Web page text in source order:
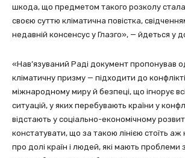
шкода, що предметом такого розколу стала
своєю суттю кліматична повістка,
недавній консенсус у Глазго», — йдеться у
«Нав’язуваний Раді документ пропонував
кліматичну призму — підходити до
міжнародному миру й безпеці, що ігнорує
ситуацій, у яких перебувають країни у
відстають у соціально-економічному
констатувати, що за такою лінією стоїть аж
про долі країн і людей, які мають проблеми